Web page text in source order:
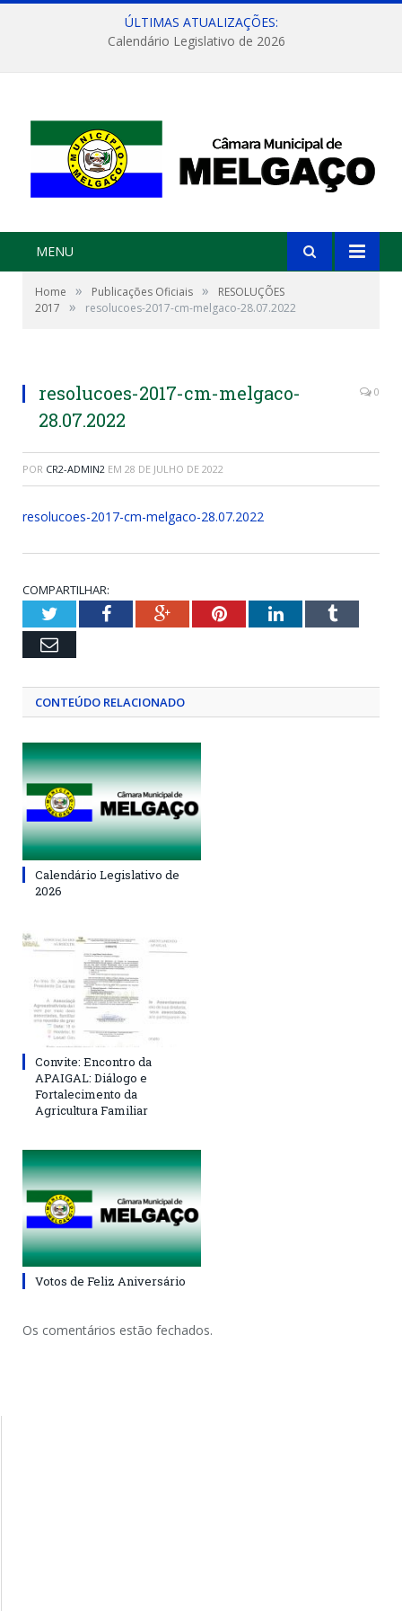
ÚLTIMAS ATUALIZAÇÕES:
Calendário Legislativo de 2026
MENU
Home » Publicações Oficiais »
RESOLUÇÕES
2017
» resolucoes-2017-cm-melgaco-28.07.2022
resolucoes-2017-cm-melgaco-
28.07.2022
0
POR CR2-ADMIN2 EM 28 DE JULHO DE 2022
resolucoes-2017-cm-melgaco-28.07.2022
COMPARTILHAR:
TwitterFacebookGoogle+PinterestLinkedInTumblr
Email
CONTEÚDO RELACIONADO
Calendário Legislativo de
2026
Convite: Encontro da
APAIGAL: Diálogo e
Fortalecimento da
Agricultura Familiar
Votos de Feliz Aniversário
Os comentários estão fechados.